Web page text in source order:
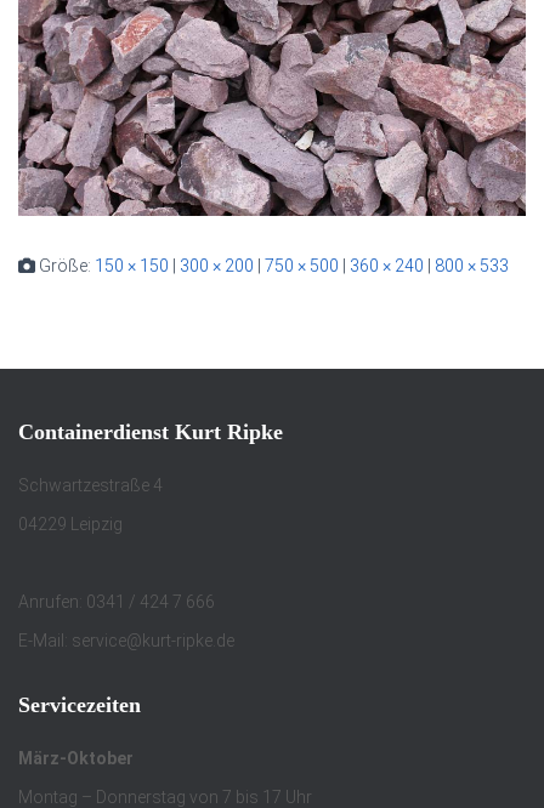
Größe: 150 × 150 300 × 200 750 × 500 360 × 240 800 × 533
Containerdienst Kurt Ripke
Schwartzestraße 4
04229 Leipzig
Anrufen: 0341 / 424 7 666
E-Mail: service@kurt-ripke.de
Servicezeiten
März-Oktober
Montag – Donnerstag von 7 bis 17 Uhr